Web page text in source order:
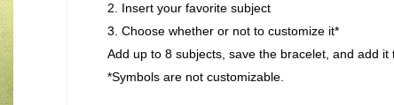
2. Insert your favorite subject
3. Choose whether or not to customize it*
Add up to 8 subjects, save the bracelet, and add
*Symbols are not customizable.